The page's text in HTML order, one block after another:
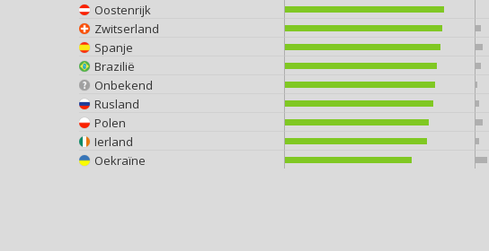
Oostenrijk
Zwitserland
Spanje
Brazilië
Onbekend
Rusland
Polen
Ierland
Oekraïne